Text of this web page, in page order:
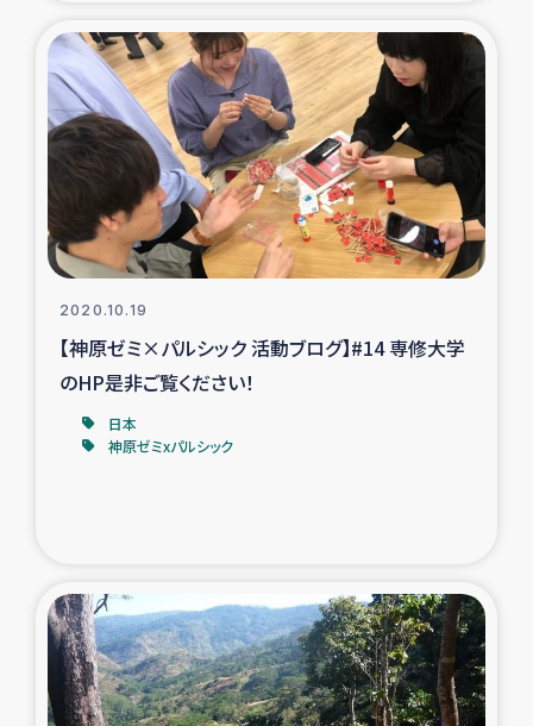
トルコ・シリア地震被災者支援
デニヤヤ小規模紅茶農家支援
コーヒー生産者支援
アイナロ県マウベシ郡でのコーヒー畑改善事業
女性の生計向上支援
2020.10.19
【神原ゼミ×パルシック 活動ブログ】#14 専修大学
のHP是非ご覧ください！
日本
神原ゼミxパルシック